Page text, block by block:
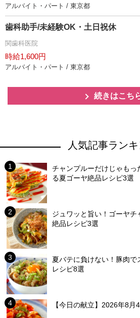
アルバイト・パート / 東京都
歯科助手/未経験OK・土日祝休
関歯科医院
時給1,600円
アルバイト・パート / 東京都
続きはこち
人気記事ラン
チャンプルーだけじゃもっ
る夏ゴーヤ絶品レシピ3選
ジュワッと旨い！ゴーヤ
絶品レシピ3選
夏バテに負けない！豚肉で
レシピ8選
【今日の献立】2026年8月